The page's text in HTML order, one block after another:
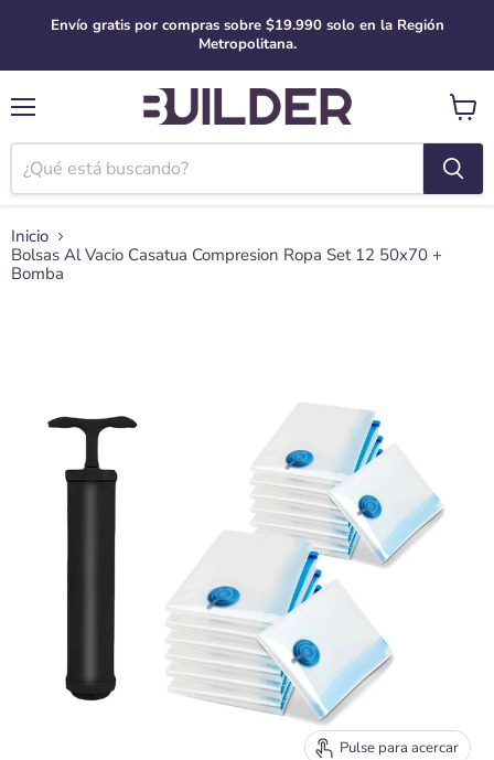
Envío gratis por compras sobre $19.990 solo en la Región
Metropolitana.
Ver
carro
Inicio
Bolsas Al Vacio Casatua Compresion Ropa Set 12 50x70 +
Bomba
Pulse para acercar